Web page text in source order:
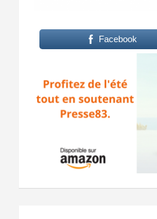
Facebook